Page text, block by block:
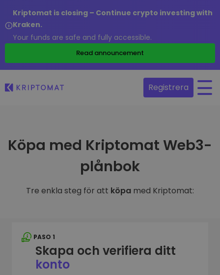
Kriptomat is closing – Continue crypto investing with
Kraken.
Your funds are safe and fully accessible.
Read announcement
Registrera
Köpa med Kriptomat Web3-
plånbok
Tre enkla steg för att köpa med Kriptomat:
PASO 1
Skapa och verifiera ditt
konto